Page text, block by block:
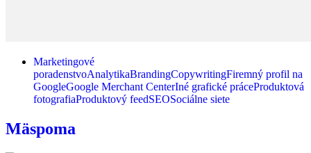
Marketingové
poradenstvoAnalytikaBrandingCopywritingFiremný profil na
GoogleGoogle Merchant CenterIné grafické práceProduktová
fotografiaProduktový feedSEOSociálne siete
Mäspoma